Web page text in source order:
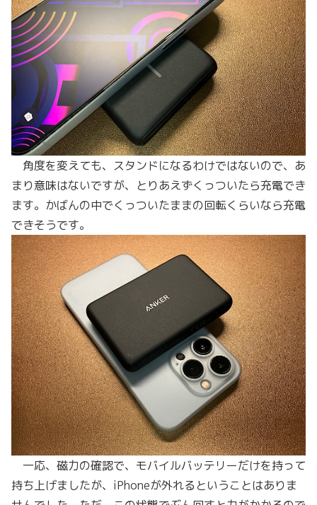
角度を変えても、スタンドになるわけではないので、あ
まり意味はないですが、とりあえずくっついたら充電でき
ます。かばんの中でくっついたままの回転くらいなら充電
できそうです。
一応、磁力の確認で、モバイルバッテリーだけを持って
持ち上げましたが、iPhoneが外れるということはありま